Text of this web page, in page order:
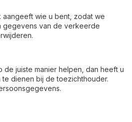
aangeeft wie u bent, zodat we
gegevens van de verkeerde
de juiste manier helpen, dan heeft u
dienen bij de toezichthouder.